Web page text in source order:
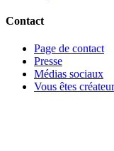
Contact
Page de contact
Presse
Médias sociaux
Vous êtes